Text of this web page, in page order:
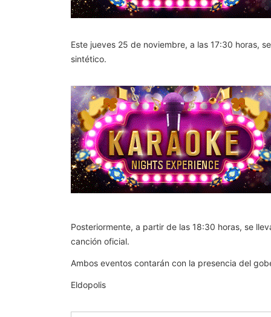
Este jueves 25 de noviembre, a las 17:30 horas,
sintético.
Posteriormente, a partir de las 18:30 horas, se
canción oficial.
Ambos eventos contarán con la presencia del
Eldopolis